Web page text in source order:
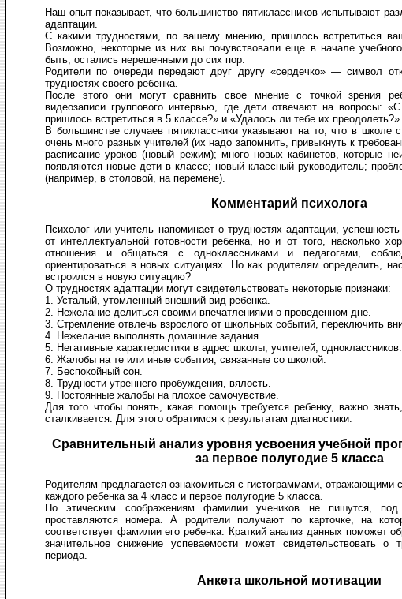
Наш опыт показывает, что большинство пятиклассников испытывают
адаптации.
С какими трудностями, по вашему мнению, пришлось встретиться
Возможно, некоторые из них вы почувствовали еще в начале
быть, остались нерешенными до сих пор.
Родители по очереди передают друг другу «сердечко» — символ
трудностях своего ребенка.
После этого они могут сравнить свое мнение с точкой зрения
видеозаписи группового интервью, где дети отвечают на вопросы:
пришлось встретиться в 5 классе?» и «Удалось ли тебе их преодолеть?»
В большинстве случаев пятиклассники указывают на то, что в школе
очень много разных учителей (их надо запомнить, привыкнуть к
расписание уроков (новый режим); много новых кабинетов, которые
появляются новые дети в классе; новый классный руководитель;
(например, в столовой, на перемене).
Комментарий психолога
Психолог или учитель напоминает о трудностях адаптации,
от интеллектуальной готовности ребенка, но и от того, насколько
отношения и общаться с одноклассниками и педагогами,
ориентироваться в новых ситуациях. Но как родителям определить,
встроился в новую ситуацию?
О трудностях адаптации могут свидетельствовать некоторые признаки:
1. Усталый, утомленный внешний вид ребенка.
2. Нежелание делиться своими впечатлениями о проведенном дне.
3. Стремление отвлечь взрослого от школьных событий, переключить
4. Нежелание выполнять домашние задания.
5. Негативные характеристики в адрес школы, учителей, одноклассников.
6. Жалобы на те или иные события, связанные со школой.
7. Беспокойный сон.
8. Трудности утреннего пробуждения, вялость.
9. Постоянные жалобы на плохое самочувствие.
Для того чтобы понять, какая помощь требуется ребенку, важно
сталкивается. Для этого обратимся к результатам диагностики.
Сравнительный анализ уровня усвоения учебной
за первое полугодие 5 класса
Родителям предлагается ознакомиться с гистограммами, отражающими
каждого ребенка за 4 класс и первое полугодие 5 класса.
По этическим соображениям фамилии учеников не пишутся, под
проставляются номера. А родители получают по карточке, на
соответствует фамилии его ребенка. Краткий анализ данных поможет
значительное снижение успеваемости может свидетельствовать о
периода.
Анкета школьной мотивации